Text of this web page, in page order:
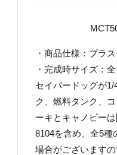
・商品仕様：プラ
・完成時サイズ：
セイバードッグが
ク、燃料タンク、
ーキとキャノピー
8104を含め、全5
場合がございますの